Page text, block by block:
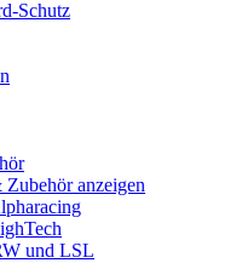
Schutz
Zubehör anzeigen
und LSL